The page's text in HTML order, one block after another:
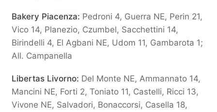
Bakery Piacenza: Pedroni 4, Guerra NE, Perin 21,
Vico 14, Planezio, Czumbel, Sacchettini 14,
Birindelli 4, El Agbani NE, Udom 11, Gambarota 1;
All. Campanella
Libertas Livorno: Del Monte NE, Ammannato 14,
Mancini NE, Forti 2, Toniato 11, Castelli, Ricci 13,
Vivone NE, Salvadori, Bonaccorsi, Casella 18,